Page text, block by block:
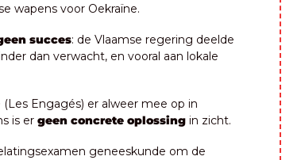
wapens voor Oekraïne.
succes: de Vlaamse regering deelde
dan verwacht, en vooral aan lokale
(Les Engagés) er alweer mee op in
is er geen concrete oplossing in zicht.